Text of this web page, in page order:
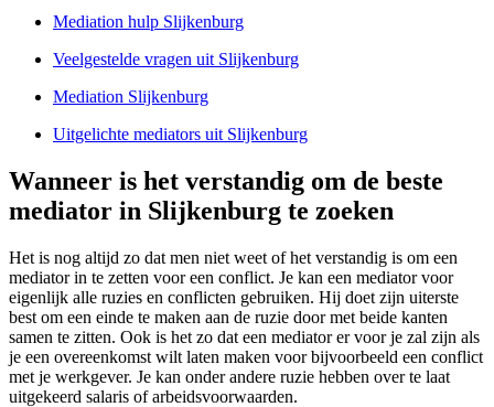
Mediation hulp Slijkenburg
Veelgestelde vragen uit Slijkenburg
Mediation Slijkenburg
Uitgelichte mediators uit Slijkenburg
Wanneer is het verstandig om de beste
mediator in Slijkenburg te zoeken
Het is nog altijd zo dat men niet weet of het verstandig is om een
mediator in te zetten voor een conflict. Je kan een mediator voor
eigenlijk alle ruzies en conflicten gebruiken. Hij doet zijn uiterste
best om een einde te maken aan de ruzie door met beide kanten
samen te zitten. Ook is het zo dat een mediator er voor je zal zijn als
je een overeenkomst wilt laten maken voor bijvoorbeeld een conflict
met je werkgever. Je kan onder andere ruzie hebben over te laat
uitgekeerd salaris of arbeidsvoorwaarden.